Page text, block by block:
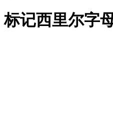
标记西里尔字